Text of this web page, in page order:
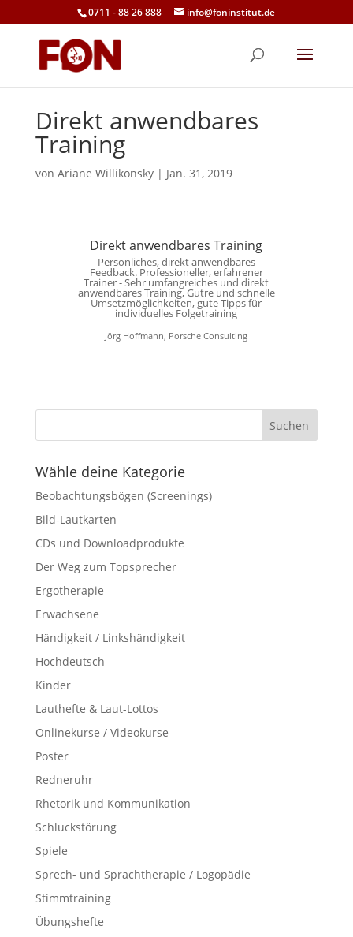
0711 - 88 26 888 info@foninstitut.de
Direkt anwendbares
Training
von Ariane Willikonsky| Jan. 31, 2019
Direkt anwendbares Training
Persönliches, direkt anwendbares
Feedback. Professioneller, erfahrener
Trainer - Sehr umfangreiches und direkt
anwendbares Training, Gutre und schnelle
Umsetzmöglichkeiten, gute Tipps für
individuelles Folgetraining
Jörg Hoffmann, Porsche Consulting
Wähle deine Kategorie
Beobachtungsbögen (Screenings)
Bild-Lautkarten
CDs und Downloadprodukte
Der Weg zum Topsprecher
Ergotherapie
Erwachsene
Händigkeit / Linkshändigkeit
Hochdeutsch
Kinder
Lauthefte & Laut-Lottos
Onlinekurse / Videokurse
Poster
Redneruhr
Rhetorik und Kommunikation
Schluckstörung
Spiele
Sprech- und Sprachtherapie / Logopädie
Stimmtraining
Übungshefte